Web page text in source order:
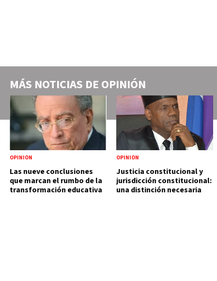
MÁS NOTICIAS DE OPINIÓN
OPINIÓN
Las nueve conclusiones
que marcan el rumbo de la
transformación educativa
OPINIÓN
Justicia constitucional y
jurisdicción constitucional:
una distinción necesaria